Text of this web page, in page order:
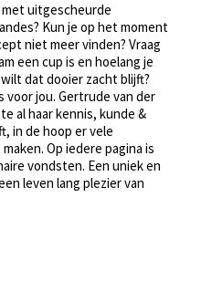
uitgescheurde
Kun je op het moment
niet meer vinden? Vraag
een cup is en hoelang je
dat dooier zacht blijft?
voor jou. Gertrude van der
al haar kennis, kunde &
in de hoop er vele
Op iedere pagina is
vondsten. Een uniek en
leven lang plezier van